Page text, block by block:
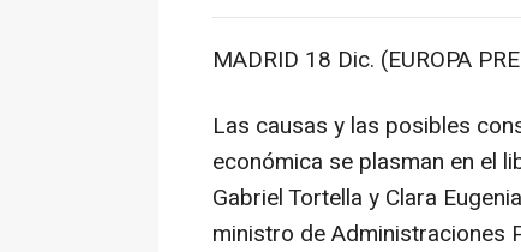
MADRID 18 Dic. (EUROPA
Las causas y las posibles
económica se plasman en el
Gabriel Tortella y Clara
ministro de Administraciones